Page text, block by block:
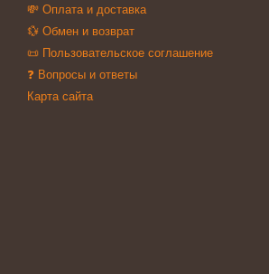
💸 Оплата и доставка
💱 Обмен и возврат
📜 Пользовательское соглашение
❓ Вопросы и ответы
Карта сайта